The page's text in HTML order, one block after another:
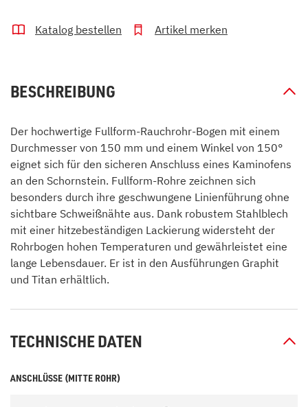
Katalog bestellen Artikel merken
BESCHREIBUNG
Der hochwertige Fullform-Rauchrohr-Bogen mit einem
Durchmesser von 150 mm und einem Winkel von 150°
eignet sich für den sicheren Anschluss eines Kaminofens
an den Schornstein. Fullform-Rohre zeichnen sich
besonders durch ihre geschwungene Linienführung ohne
sichtbare Schweißnähte aus. Dank robustem Stahlblech
mit einer hitzebeständigen Lackierung widersteht der
Rohrbogen hohen Temperaturen und gewährleistet eine
lange Lebensdauer. Er ist in den Ausführungen Graphit
und Titan erhältlich.
TECHNISCHE DATEN
ANSCHLÜSSE (MITTE ROHR)